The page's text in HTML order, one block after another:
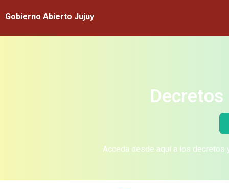
Gobierno Abierto Jujuy
Acceda desde aquí a los